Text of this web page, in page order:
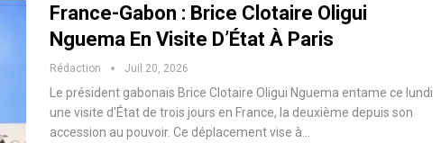
France-Gabon : Brice Clotaire Oligui
Nguema En Visite D’État À Paris
Rédaction Juil 20, 2026
Le président gabonais Brice Clotaire Oligui Nguema entame ce lundi
une visite d'État de trois jours en France, la deuxième depuis son
accession au pouvoir. Ce déplacement vise à…